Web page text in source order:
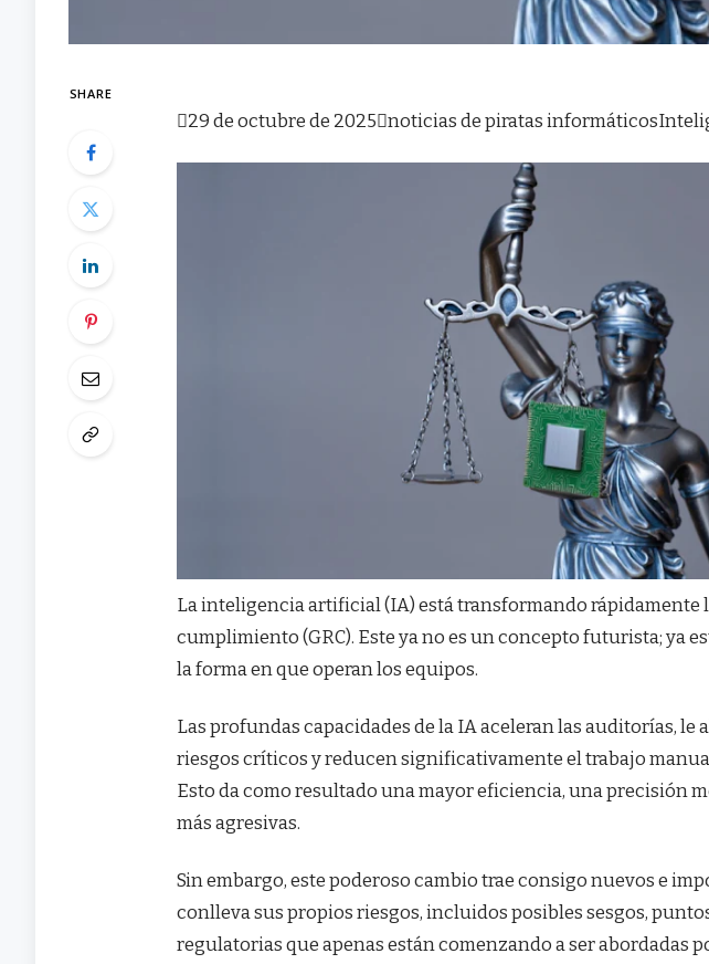
SHARE
29 de octubre de 2025noticias de piratas informáticos
La inteligencia artificial (IA) está transformando rápidamente
cumplimiento (GRC). Este ya no es un concepto futurista; ya
la forma en que operan los equipos.
Las profundas capacidades de la IA aceleran las auditorías, le
riesgos críticos y reducen significativamente el trabajo
Esto da como resultado una mayor eficiencia, una precisión
más agresivas.
Sin embargo, este poderoso cambio trae consigo nuevos e
conlleva sus propios riesgos, incluidos posibles sesgos,
regulatorias que apenas están comenzando a ser abordadas